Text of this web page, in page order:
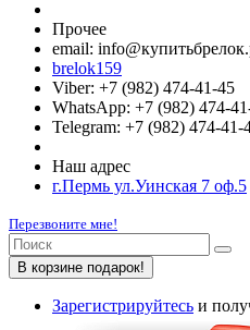
Прочее
email:
brelok159
Viber: +7 (982) 474-41-45
WhatsApp: +7 (982) 474-
Telegram: +7 (982) 474-41-
Наш адрес
г.Пермь ул.Уинская 7 оф.5
Перезвоните мне!
В корзине подарок!
Зарегистрируйтесь и